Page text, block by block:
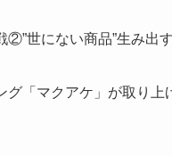
②”世にない商品”生み出
「マクアケ」が取り上